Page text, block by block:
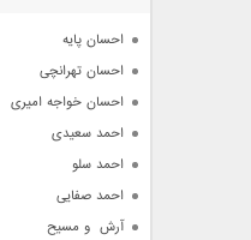
احسان پایه
احسان تهرانچی
احسان خواجه امیری
احمد سعیدی
احمد سلو
احمد صفایی
آرش  و مسیح